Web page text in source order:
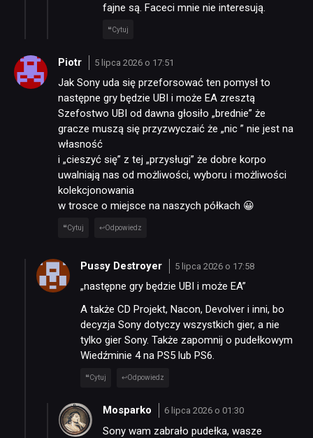
fajne są. Faceci mnie nie interesują.
Cytuj
Piotr 5 lipca 2026 o 17:51
Jak Sony uda się przeforsować ten pomysł to
następne gry będzie UBI i może EA zresztą
Szefostwo UBI od dawna głosiło „brednie” że
gracze muszą się przyzwyczaić że „nic ” nie jest na
własność
i „cieszyć się” z tej „przysługi” że dobre korpo
uwalniają nas od możliwości, wyboru i możliwości
kolekcjonowania
w trosce o miejsce na naszych półkach 😀
Cytuj Odpowiedz
Pussy Destroyer 5 lipca 2026 o 17:58
„następne gry będzie UBI i może EA”
A także CD Projekt, Nacon, Devolver i inni, bo
decyzja Sony dotyczy wszystkich gier, a nie
tylko gier Sony. Także zapomnij o pudełkowym
Wiedźminie 4 na PS5 lub PS6.
Cytuj Odpowiedz
Mosparko 6 lipca 2026 o 01:30
Sony wam zabrało pudełka, wasze